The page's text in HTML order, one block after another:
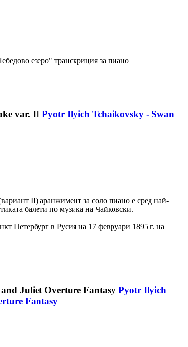
езеро" транскриция за пиано
Pyotr Ilyich Tchaikovsky - Swan
II) аранжимент за соло пиано е сред най-
балети по музика на Чайковски.
Петербург в Русия на 17 февруари 1895 г. на
Pyotr Ilyich
Fantasy